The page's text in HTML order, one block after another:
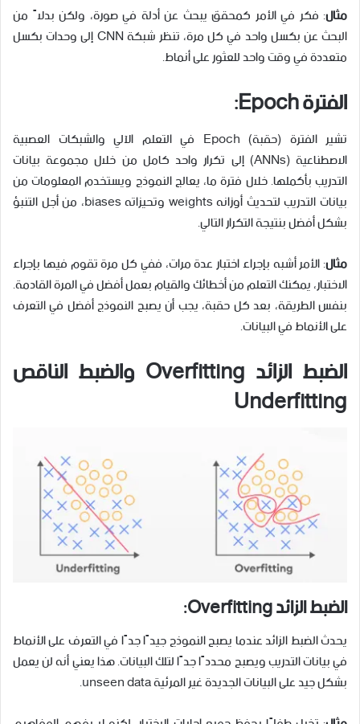
مثال: فكر في الأمر كمحقق يبحث عن أدلة في صورة، ولكن بدلاً من
البحث عن بكسل واحد في كل مرة، تنظر شبكة CNN إلى وحدات بكسل
متعددة في وقت واحد للعثور على أنماط.
الفترةEpoch
:
تشير الفترة (حقبة) Epoch في التعلم الآلي والشبكات العصبية
الاصطناعية (ANNs) إلى تكرار واحد كامل من خلال مجموعة بيانات
التدريب بأكملها. خلال فترة ما، يعالج النموذج ويستخدم المعلومات من
بيانات التدريب لتحديث أوزانه weights وتحيزاته biases، من أجل التنبؤ
بشكل أفضل بنتيجة التكرار التالي.
مثال: الأمر أشبه بإجراء اختبار عدة مرات، ففي كل مرة تقوم فيها بإجراء
الاختبار، يمكنك التعلم من أخطائك والقيام بعمل أفضل في المرة القادمة.
بنفس الطريقة، بعد كل حقبة، يجب أن يصبح النموذج أفضل في التعرف
على الأنماط في البيانات.
الضبط الزائد Overfitting والضبط الناقص
Underfitting
الضبط الزائدOverfitting
:
يحدث الضبط الزائد عندما يصبح النموذج جيدًا جدًا في التعرف على الأنماط
في بيانات التدريب ويصبح محددًا جدًا لتلك البيانات. هذا يعني أنه لن يعمل
بشكل جيد على البيانات الجديدة غير المرئية unseen data.